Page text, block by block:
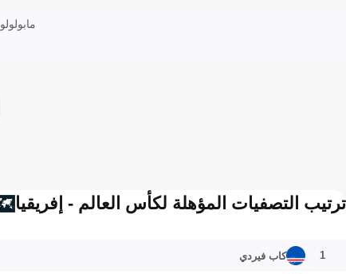
مابولولو
ترتيب التصفيات المؤهلة لكأس العالم - إفريقيا
1 كاب فيردي